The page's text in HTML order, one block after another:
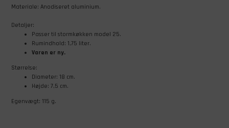
Materiale: Anodiseret aluminium.
Detaljer:
Passer til stormkøkken model 25.
Rumindhold: 1,75 liter.
Varen er ny.
Størrelse:
Diameter: 18 cm.
Højde: 7,5 cm.
Egenvægt: 115 g.